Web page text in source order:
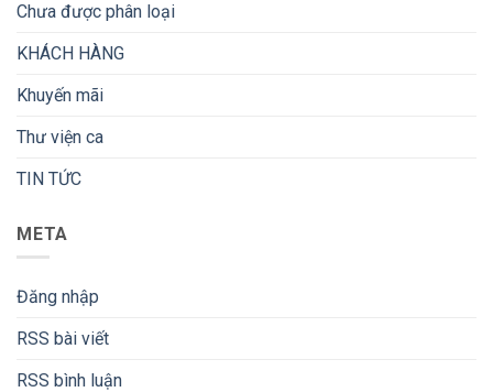
Chưa được phân loại
KHÁCH HÀNG
Khuyến mãi
Thư viện ca
TIN TỨC
META
Đăng nhập
RSS bài viết
RSS bình luận